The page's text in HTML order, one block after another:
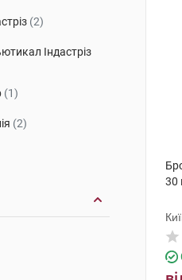
(2)
Індастріз
(1)
(2)
30